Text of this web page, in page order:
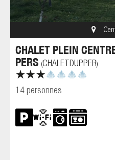
CHALET PLEIN
PERS (CHALETDUPPER)
14 personnes